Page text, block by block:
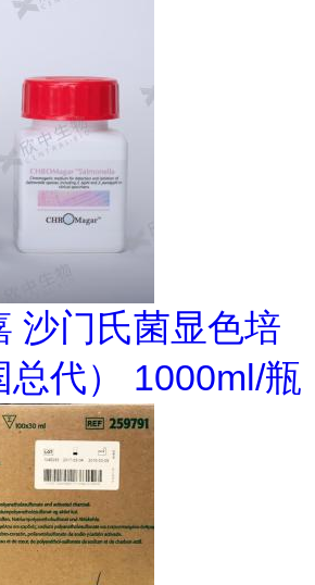
沙门氏菌显色培
总代） 1000ml/瓶